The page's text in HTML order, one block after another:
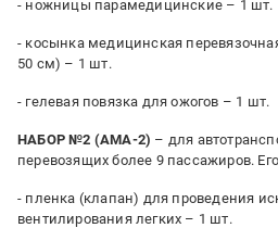
- ножницы парамедицинские – 1 шт.
- косынка медицинская
50 см) – 1 шт.
- гелевая повязка для ожогов – 1 шт.
НАБОР №2 (АМА-2) – для
перевозящих более 9 пассажиров.
- пленка (клапан) для проведения
вентилирования легких – 1 шт.